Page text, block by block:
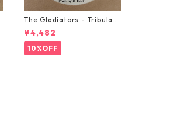
The Gladiators - Tribulati
on【7-21365】
¥4,482
10%OFF